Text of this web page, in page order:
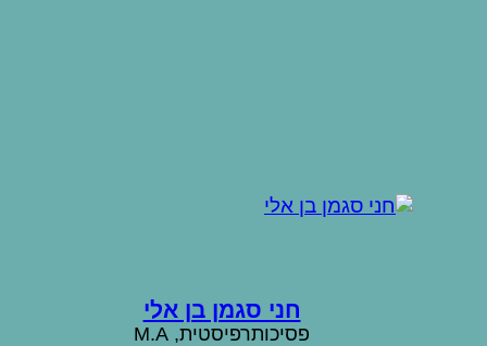
חני סגמן בן אלי
פסיכותרפיסטית, M.A